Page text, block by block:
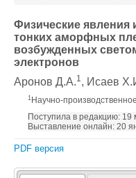
Физические явления
тонких аморфных
возбужденных
электронов
Аронов Д.А.1, Исаев
1 Научно-
Поступила в редакцию: 19
Выставление онлайн: 20
PDF версия